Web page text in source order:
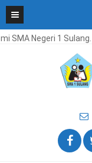
SMA Negeri 1 Sulang.